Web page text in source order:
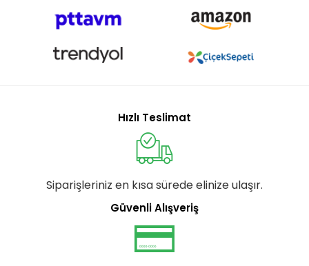
Hızlı Teslimat
Siparişleriniz en kısa sürede elinize ulaşır.
Güvenli Alışveriş